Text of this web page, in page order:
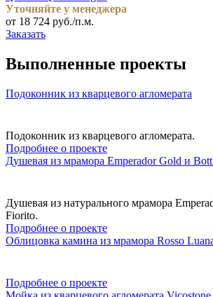
Уточняйте у менеджера
от 18 724 руб./п.м.
Заказать
Выполненные проекты
Подоконник из кварцевого агломерата
Подоконник из кварцевого агломерата.
Подробнее о проекте
Душевая из мрамора Emperador Gold и
Душевая из натурального мрамора
Fiorito.
Подробнее о проекте
Облицовка камина из мрамора Rosso
Подробнее о проекте